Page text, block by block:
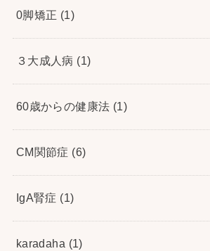
0脚矯正 (1)
３大成人病 (1)
60歳からの健康法 (1)
CM関節症 (6)
IgA腎症 (1)
karadaha (1)